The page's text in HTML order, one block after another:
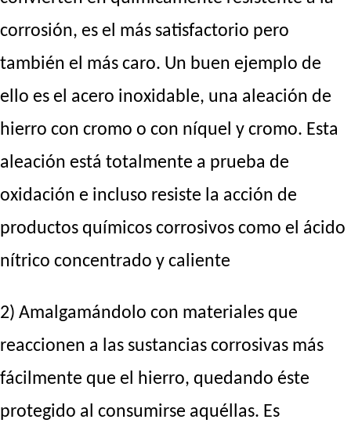
corrosión, es el más satisfactorio pero
también el más caro. Un buen ejemplo de
ello es el acero inoxidable, una aleación de
hierro con cromo o con níquel y cromo. Esta
aleación está totalmente a prueba de
oxidación e incluso resiste la acción de
productos químicos corrosivos como el ácido
nítrico concentrado y caliente
2) Amalgamándolo con materiales que
reaccionen a las sustancias corrosivas más
fácilmente que el hierro, quedando éste
protegido al consumirse aquéllas. Es